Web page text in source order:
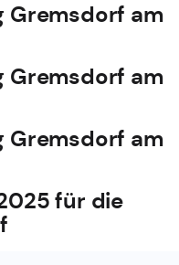
Gremsdorf am
Gremsdorf am
Gremsdorf am
für die